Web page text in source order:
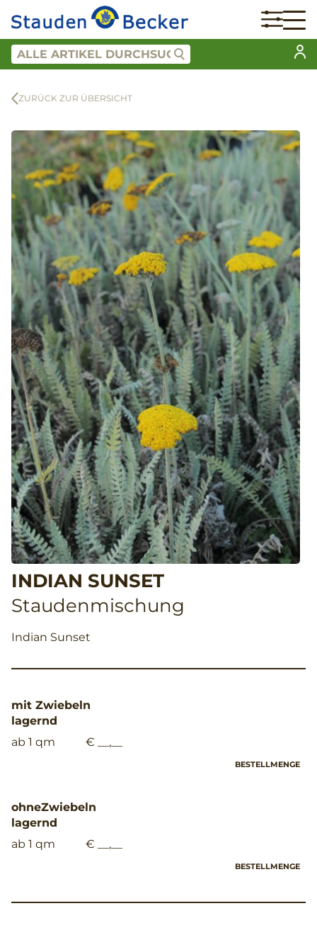
ZURÜCK ZUR ÜBERSICHT
INDIAN SUNSET
Staudenmischung
Indian Sunset
mit Zwiebeln
lagernd
ab 1 qm
€ __,__
BESTELLMENGE
ohneZwiebeln
lagernd
ab 1 qm
€ __,__
BESTELLMENGE